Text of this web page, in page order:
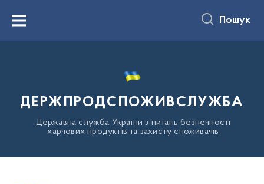
вмістуMenu Пошук
ДЕРЖПРОДСПОЖИВСЛУЖБА
Державна служба України з питань безпечності
харчових продуктів та захисту споживачів